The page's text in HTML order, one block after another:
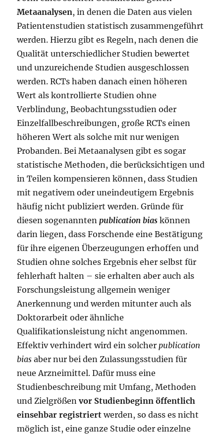
Metaanalysen, in denen die Daten aus vielen
Patientenstudien statistisch zusammengeführt
werden. Hierzu gibt es Regeln, nach denen die
Qualität unterschiedlicher Studien bewertet
und unzureichende Studien ausgeschlossen
werden. RCTs haben danach einen höheren
Wert als kontrollierte Studien ohne
Verblindung, Beobachtungsstudien oder
Einzelfallbeschreibungen, große RCTs einen
höheren Wert als solche mit nur wenigen
Probanden. Bei Metaanalysen gibt es sogar
statistische Methoden, die berücksichtigen und
in Teilen kompensieren können, dass Studien
mit negativem oder uneindeutigem Ergebnis
häufig nicht publiziert werden. Gründe für
diesen sogenanntenpublication bias können
darin liegen, dass Forschende eine Bestätigung
für ihre eigenen Überzeugungen erhoffen und
Studien ohne solches Ergebnis eher selbst für
fehlerhaft halten – sie erhalten aber auch als
Forschungsleistung allgemein weniger
Anerkennung und werden mitunter auch als
Doktorarbeit oder ähnliche
Qualifikationsleistung nicht angenommen.
Effektiv verhindert wird ein solcherpublication
bias aber nur bei den Zulassungsstudien für
neue Arzneimittel. Dafür muss eine
Studienbeschreibung mit Umfang, Methoden
und Zielgrößenvor Studienbeginn öffentlich
einsehbar registriert werden, so dass es nicht
möglich ist, eine ganze Studie oder einzelne